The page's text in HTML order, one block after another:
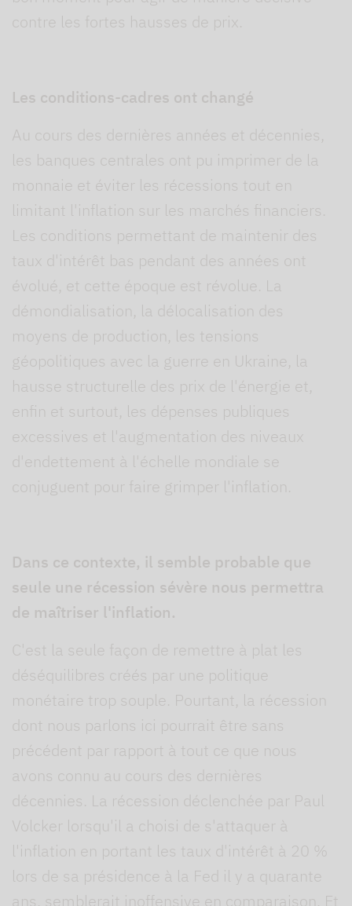
contre les fortes hausses de prix.
Les conditions-cadres ont changé
Au cours des dernières années et décennies,
les banques centrales ont pu imprimer de la
monnaie et éviter les récessions tout en
limitant l'inflation sur les marchés financiers.
Les conditions permettant de maintenir des
taux d'intérêt bas pendant des années ont
évolué, et cette époque est révolue. La
démondialisation, la délocalisation des
moyens de production, les tensions
géopolitiques avec la guerre en Ukraine, la
hausse structurelle des prix de l'énergie et,
enfin et surtout, les dépenses publiques
excessives et l'augmentation des niveaux
d'endettement à l'échelle mondiale se
conjuguent pour faire grimper l'inflation.
Dans ce contexte, il semble probable que
seule une récession sévère nous permettra
de maîtriser l'inflation.
C'est la seule façon de remettre à plat les
déséquilibres créés par une politique
monétaire trop souple. Pourtant, la récession
dont nous parlons ici pourrait être sans
précédent par rapport à tout ce que nous
avons connu au cours des dernières
décennies. La récession déclenchée par Paul
Volcker lorsqu'il a choisi de s'attaquer à
l'inflation en portant les taux d'intérêt à 20 %
lors de sa présidence à la Fed il y a quarante
ans, semblerait inoffensive en comparaison. Et